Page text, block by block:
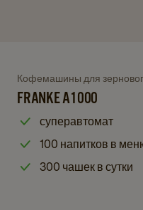
Franke
A1000
details
Navigate
to
A1000
details
page
Кофемашины для
FRANKE A1000
суперавтомат
100 напитков в
300 чашек в сутки